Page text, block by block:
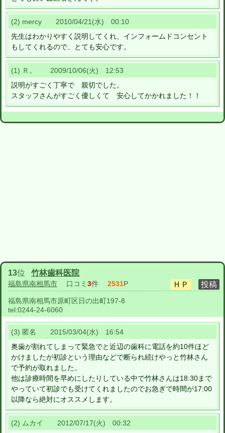
(2) mercy 2010/04/21(水) 00:10
先生はわかりやすく説明してくれ、インフォームドコンセント
もしてくれるので、とても安心です。
(1) Ｒ。 2009/10/06(火) 12:53
説明がすごく丁寧で 親切でした。
スタッフさんがすごく優しくて 安心してかかれました！！
13位 竹林歯科医院
福島県南相馬市 口コミ 3件 2531P
福島県南相馬市原町区日の出町197-8
tel:0244-24-6060
(3) 匿名 2015/03/04(水) 16:54
奥歯が割れてしまって緊急でと近辺の歯科に電話を約10件ほど
かけましたが初診という理由などで断られ続けやっと竹林さん
で予約が取れました。
他は診療時間を早めにしたりしている中で竹林さんは18:30まで
やっていて初診でも受けてくれましたのでお急ぎで時間が17:00
以降なら絶対にオススメします。
(2) ムカイ 2012/07/17(火) 00:32